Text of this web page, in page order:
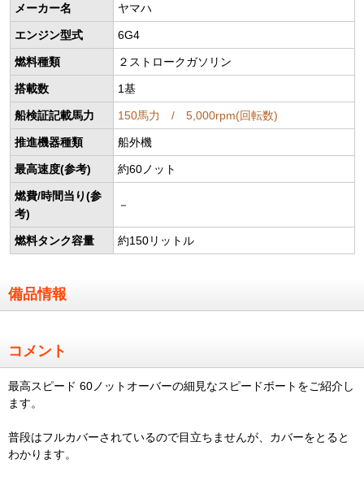
メーカー名 ヤマハ
エンジン型式 6G4
燃料種類 ２ストロークガソリン
搭載数 1基
船検証記載馬力 150馬力 / 5,000rpm(回転数)
推進機器種類 船外機
最高速度(参考) 約60ノット
燃費/時間当り(参
考)
－
燃料タンク容量 約150リットル
備品情報
コメント
最高スピード 60ノットオーバーの細見なスピードボートをご紹介し
ます。
普段はフルカバーされているので目立ちませんが、カバーをとると
わかります。